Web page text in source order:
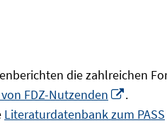
die zahlreichen
FDZ-Nutzenden
In
neuem
.
Literaturdatenbank zum PASS